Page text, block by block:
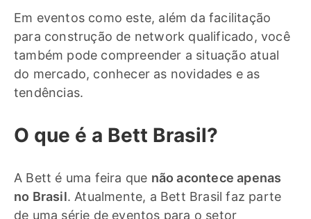
Em eventos como este, além da facilitação
para construção de network qualificado, você
também pode compreender a situação atual
do mercado, conhecer as novidades e as
tendências.
O que é a Bett Brasil?
A Bett é uma feira que não acontece apenas
no Brasil. Atualmente, a Bett Brasil faz parte
de uma série de eventos para o setor